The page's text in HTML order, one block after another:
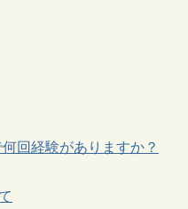
回経験がありますか？